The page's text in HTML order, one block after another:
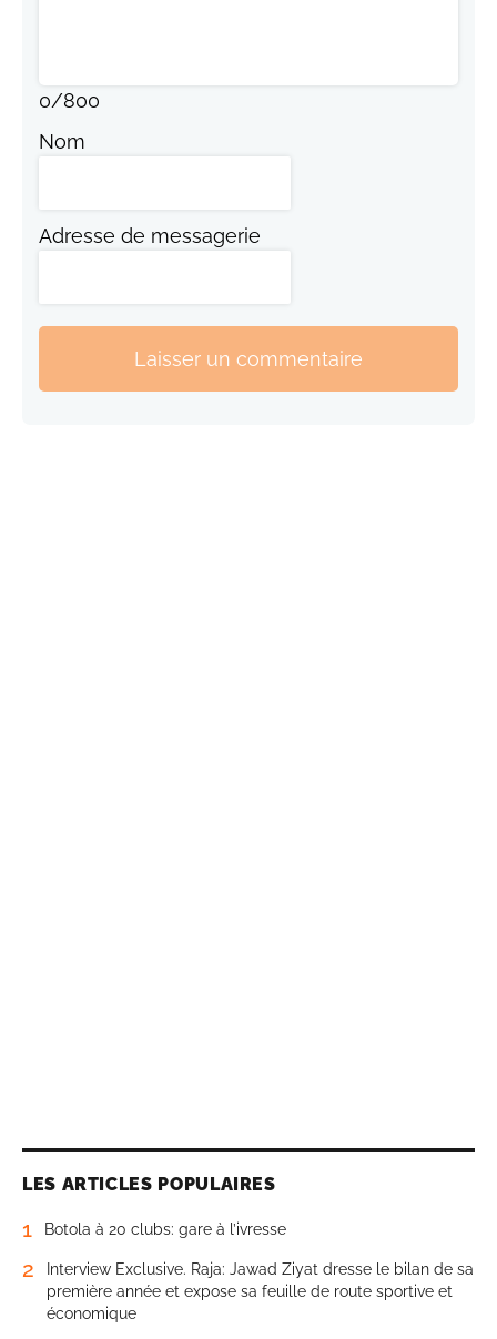
0/800
Nom
Adresse de messagerie
Laisser un commentaire
LES ARTICLES POPULAIRES
1 Botola à 20 clubs: gare à l’ivresse
2
Interview Exclusive. Raja: Jawad Ziyat dresse le bilan de sa
première année et expose sa feuille de route sportive et
économique